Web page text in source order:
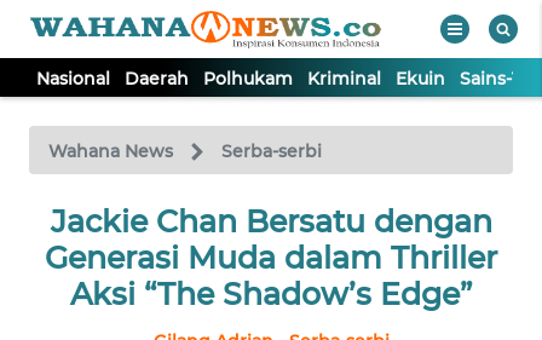
Nasional Daerah Polhukam Kriminal Ekuin Sains-
Wahana News Serba-serbi
Jackie Chan Bersatu dengan
Generasi Muda dalam Thriller
Aksi “The Shadow’s Edge”
TV
Tutup
NASIONAL
DAERAH